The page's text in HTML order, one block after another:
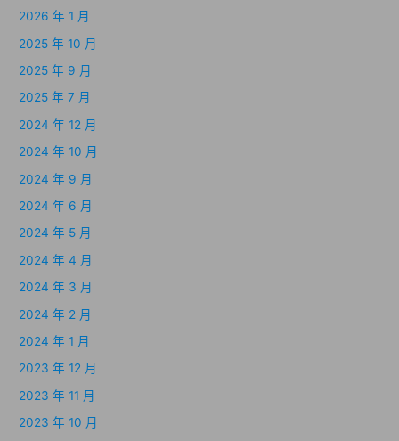
2026 年 1 月
2025 年 10 月
2025 年 9 月
2025 年 7 月
2024 年 12 月
2024 年 10 月
2024 年 9 月
2024 年 6 月
2024 年 5 月
2024 年 4 月
2024 年 3 月
2024 年 2 月
2024 年 1 月
2023 年 12 月
2023 年 11 月
2023 年 10 月